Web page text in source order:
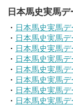
日本馬史実馬デ
・ 日本馬史実馬
・ 日本馬史実馬
・ 日本馬史実馬
・ 日本馬史実馬
・ 日本馬史実馬
・ 日本馬史実馬
・ 日本馬史実馬
・ 日本馬史実馬